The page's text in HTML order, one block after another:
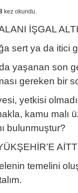
kez okundu.
İŞGAL
sert ya da itici
yaşanan son
gereken bir
yetkisi
kamu malı
bulunmuştur?
temelini